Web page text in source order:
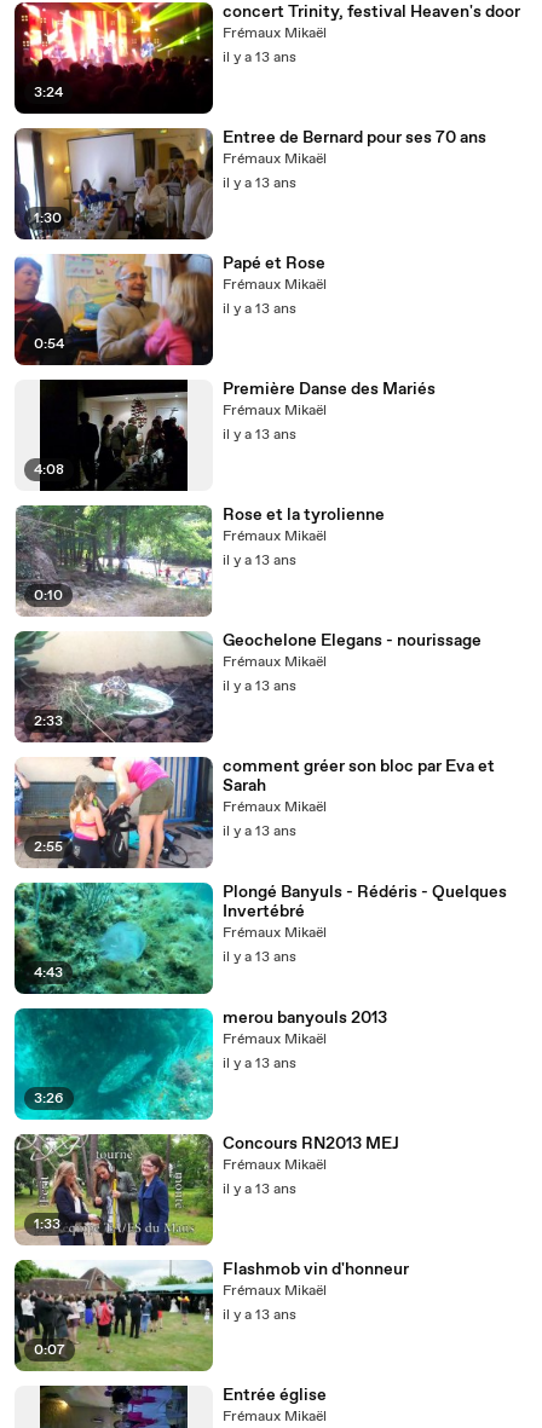
3:24
concert Trinity, festival Heaven's door
Frémaux Mikaël
il y a 13 ans
1:30
Entree de Bernard pour ses 70 ans
Frémaux Mikaël
il y a 13 ans
0:54
Papé et Rose
Frémaux Mikaël
il y a 13 ans
4:08
Première Danse des Mariés
Frémaux Mikaël
il y a 13 ans
0:10
Rose et la tyrolienne
Frémaux Mikaël
il y a 13 ans
2:33
Geochelone Elegans - nourissage
Frémaux Mikaël
il y a 13 ans
2:55
comment gréer son bloc par Eva et
Sarah
Frémaux Mikaël
il y a 13 ans
4:43
Plongé Banyuls - Rédéris - Quelques
Invertébré
Frémaux Mikaël
il y a 13 ans
3:26
merou banyouls 2013
Frémaux Mikaël
il y a 13 ans
1:33
Concours RN2013 MEJ
Frémaux Mikaël
il y a 13 ans
0:07
Flashmob vin d'honneur
Frémaux Mikaël
il y a 13 ans
Entrée église
Frémaux Mikaël